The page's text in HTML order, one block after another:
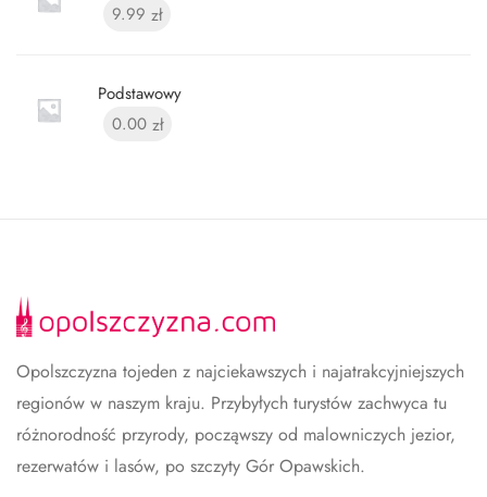
9.99 zł
Podstawowy
0.00 zł
Opolszczyzna tojeden z najciekawszych i najatrakcyjniejszych
regionów w naszym kraju. Przybyłych turystów zachwyca tu
różnorodność przyrody, począwszy od malowniczych jezior,
rezerwatów i lasów, po szczyty Gór Opawskich.